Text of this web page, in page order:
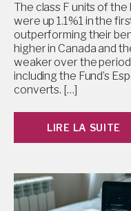
The class F units of
were up 1.1%1 in the
outperforming their
higher in Canada and
weaker over the
including the Fund’s
converts. […]
LIRE LA SUITE